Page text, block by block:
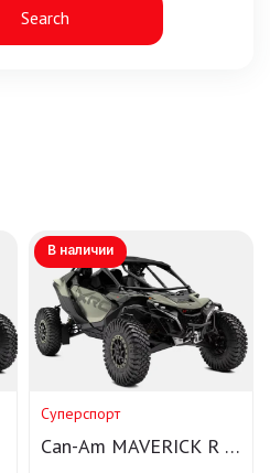
Search
В наличии
Суперспорт
Can-Am MAVERICK R X